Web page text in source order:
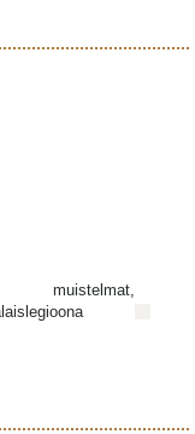
muistelmat,